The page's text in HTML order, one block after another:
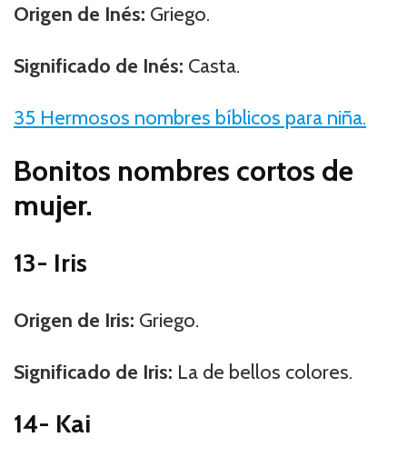
Origen de Inés: Griego.
Significado de Inés: Casta.
35 Hermosos nombres bíblicos para niña.
Bonitos nombres cortos de
mujer.
13- Iris
Origen de Iris: Griego.
Significado de Iris: La de bellos colores.
14- Kai